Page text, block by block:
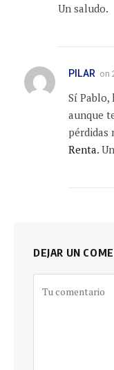
Un saludo.
PILAR on
Sí Pablo,
aunque
pérdidas
Renta.
DEJAR UN